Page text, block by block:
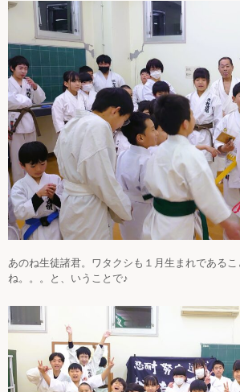
あのね生徒諸君。ワタクシも１月生まれである
ね。。。と、いうことで♪